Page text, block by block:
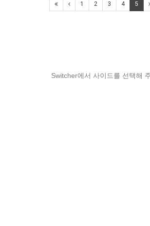
1 2 3 4 5
Switcher에서 사이드를 선택해